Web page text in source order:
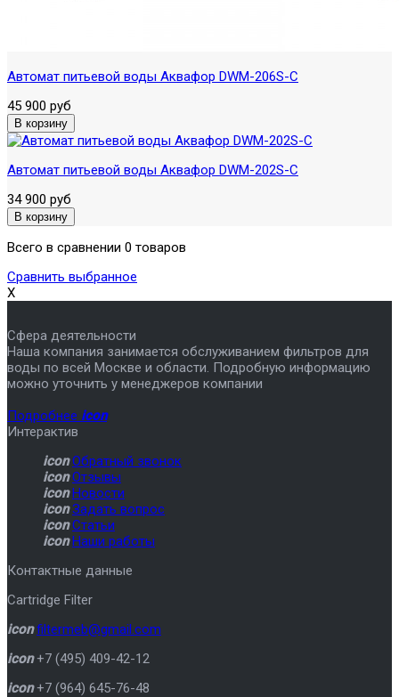
Автомат питьевой воды Аквафор DWM-206S-C
45 900 руб
Автомат питьевой воды Аквафор DWM-202S-C
34 900 руб
Всего в сравнении 0 товаров
Сравнить выбранное
X
Сфера деятельности
Наша компания занимается обслуживанием фильтров для
воды по всей Москве и области. Подробную информацию
можно уточнить у менеджеров компании
Подробнее icon
Интерактив
icon Обратный звонок
icon Отзывы
icon Новости
icon Задать вопрос
icon Статьи
icon Наши работы
Контактные данные
Cartridge Filter
icon filtermeb@gmail.com
icon +7 (495) 409-42-12
icon +7 (964) 645-76-48